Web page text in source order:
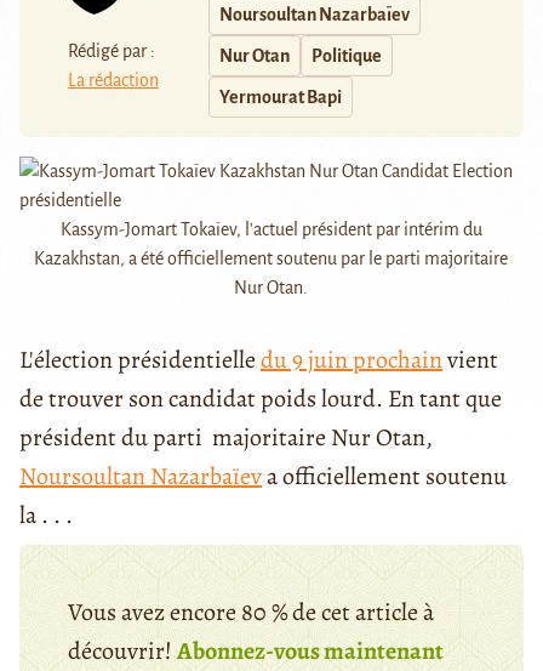
Rédigé par :
La rédaction
Noursoultan Nazarbaïev
Nur Otan Politique
Yermourat Bapi
Kassym-Jomart Tokaïev, l'actuel président par intérim du
Kazakhstan, a été officiellement soutenu par le parti majoritaire
Nur Otan.
L'élection présidentielledu 9 juin prochainvient
de trouver son candidat poids lourd. En tant que
président du parti majoritaire Nur Otan,
Noursoultan Nazarbaïeva officiellement soutenu
la . . .
Vous avez encore 80 % de cet article à
découvrir!Abonnez-vous maintenant